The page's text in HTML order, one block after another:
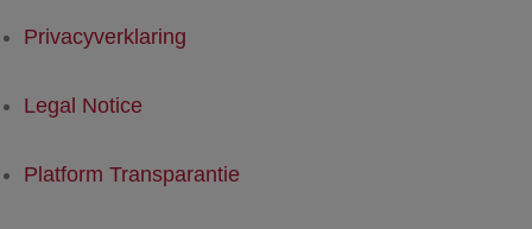
Privacyverklaring
Legal Notice
Platform Transparantie